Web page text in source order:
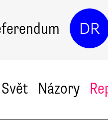
DR
Svět Názory